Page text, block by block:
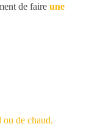
de faire une
ou de chaud.